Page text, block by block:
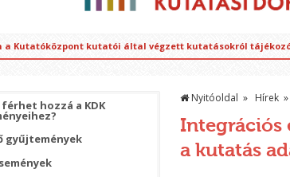
a Kutatóközpont kutatói által végzett kutatásokról
hozzá a KDK
gyűjtemények
Nyitóoldal Hírek
Integrációs
a kutatás